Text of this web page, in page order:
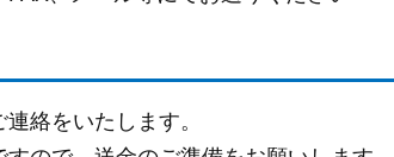
絡をいたします。